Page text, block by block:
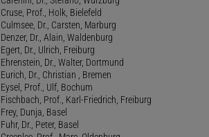
Cruse, Prof., Holk, Bielefeld
Culmsee, Dr., Carsten, Marburg
Denzer, Dr., Alain, Waldenburg
Egert, Dr., Ulrich, Freiburg
Ehrenstein, Dr., Walter, Dortmund
Eurich, Dr., Christian , Bremen
Eysel, Prof., Ulf, Bochum
Fischbach, Prof., Karl-Friedrich, Freiburg
Frey, Dunja, Basel
Fuhr, Dr., Peter, Basel